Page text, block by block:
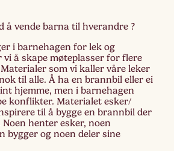
å vende barna til hverandre ?
i barnehagen for lek og
vi å skape møteplasser for flere
som vi kaller våre leker
til alle. Å ha en brannbil eller ei
hjemme, men i barnehagen
konflikter. Materialet esker/
til å bygge en brannbil der
henter esker, noen
bygger og noen deler sine